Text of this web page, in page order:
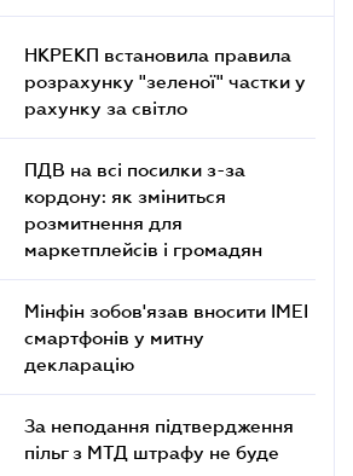
НКРЕКП встановила правила
розрахунку "зеленої" частки у
рахунку за світло
ПДВ на всі посилки з-за
кордону: як зміниться
розмитнення для
маркетплейсів і громадян
Мінфін зобов'язав вносити IMEI
смартфонів у митну
декларацію
За неподання підтвердження
пільг з МТД штрафу не буде